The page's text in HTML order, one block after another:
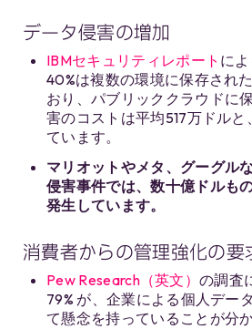
データ侵害の増加
IBMセキュリティレポート に
40%は複数の環境に保存され
おり、パブリッククラウドに
害のコストは平均517万ドル
ています。
マリオットやメタ、グーグル
侵害事件では、数十億ドルも
発生しています。
消費者からの管理強化の要
Pew Research（英文）の調査
79% が、企業による個人デー
て懸念を持っていることが分